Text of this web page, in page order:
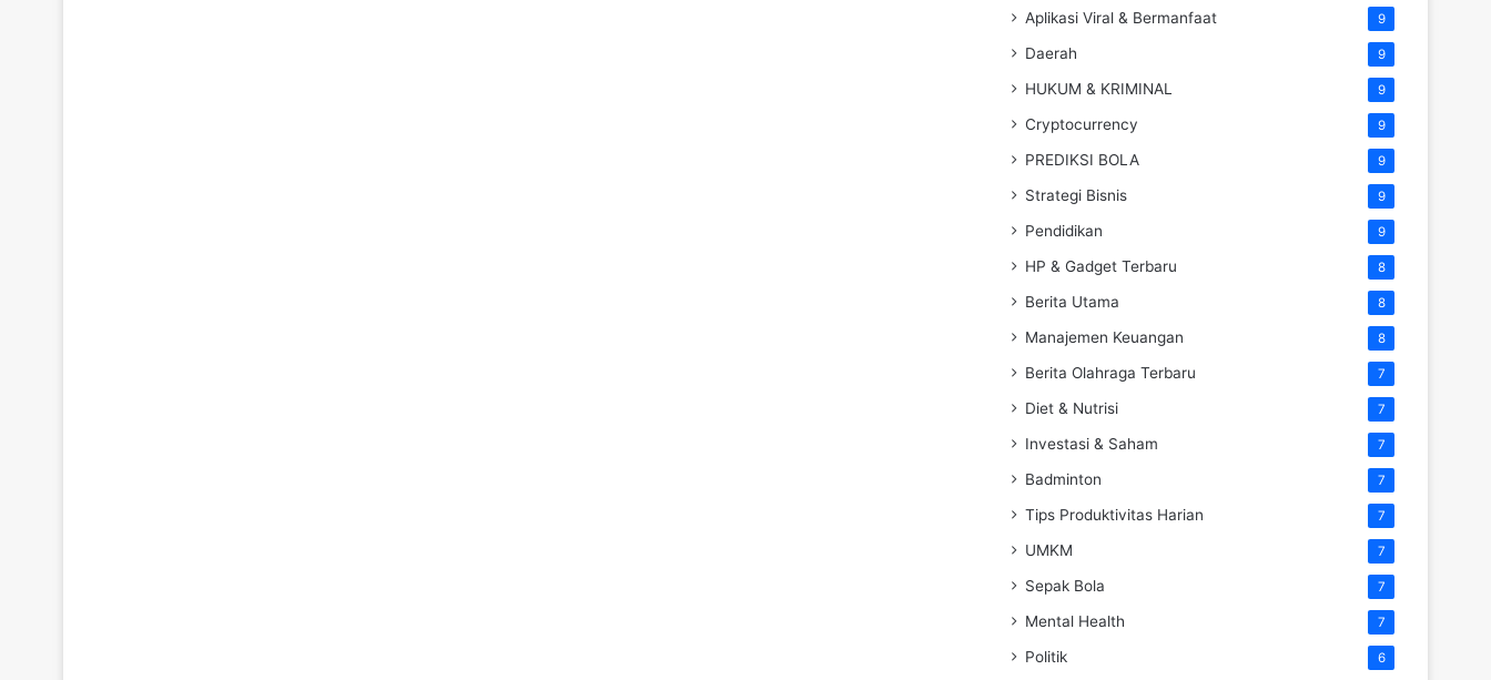
Aplikasi Viral & Bermanfaat 9
Daerah 9
HUKUM & KRIMINAL 9
Cryptocurrency 9
PREDIKSI BOLA 9
Strategi Bisnis 9
Pendidikan 9
HP & Gadget Terbaru 8
Berita Utama 8
Manajemen Keuangan 8
Berita Olahraga Terbaru 7
Diet & Nutrisi 7
Investasi & Saham 7
Badminton 7
Tips Produktivitas Harian 7
UMKM 7
Sepak Bola 7
Mental Health 7
Politik 6